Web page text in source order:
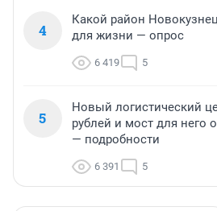
4
Какой район
для жизни — опрос
6 419 5
5
Новый логистический
рублей и мост для него
— подробности
6 391 5